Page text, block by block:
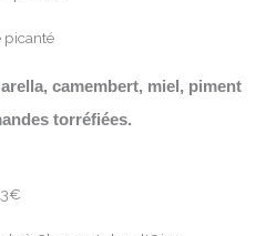
picanté
camembert, miel, piment
torréfiées.